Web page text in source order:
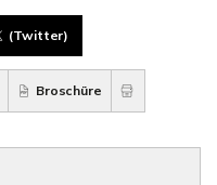
(Twitter)
Broschüre